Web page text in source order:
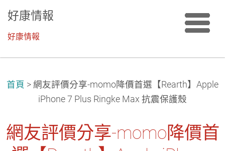
好康情報
好康情報
首頁 > 網友評價分享-momo降價首選【Rearth】Apple
iPhone 7 Plus Ringke Max 抗震保護殼
網友評價分享-momo降價首